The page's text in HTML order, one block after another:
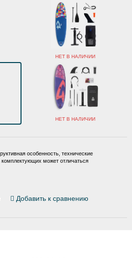
Добавить к сравнению
НЕТ В НАЛИЧИИ
НЕТ В НАЛИЧИИ
особенность, технические
комплектующих может отличаться